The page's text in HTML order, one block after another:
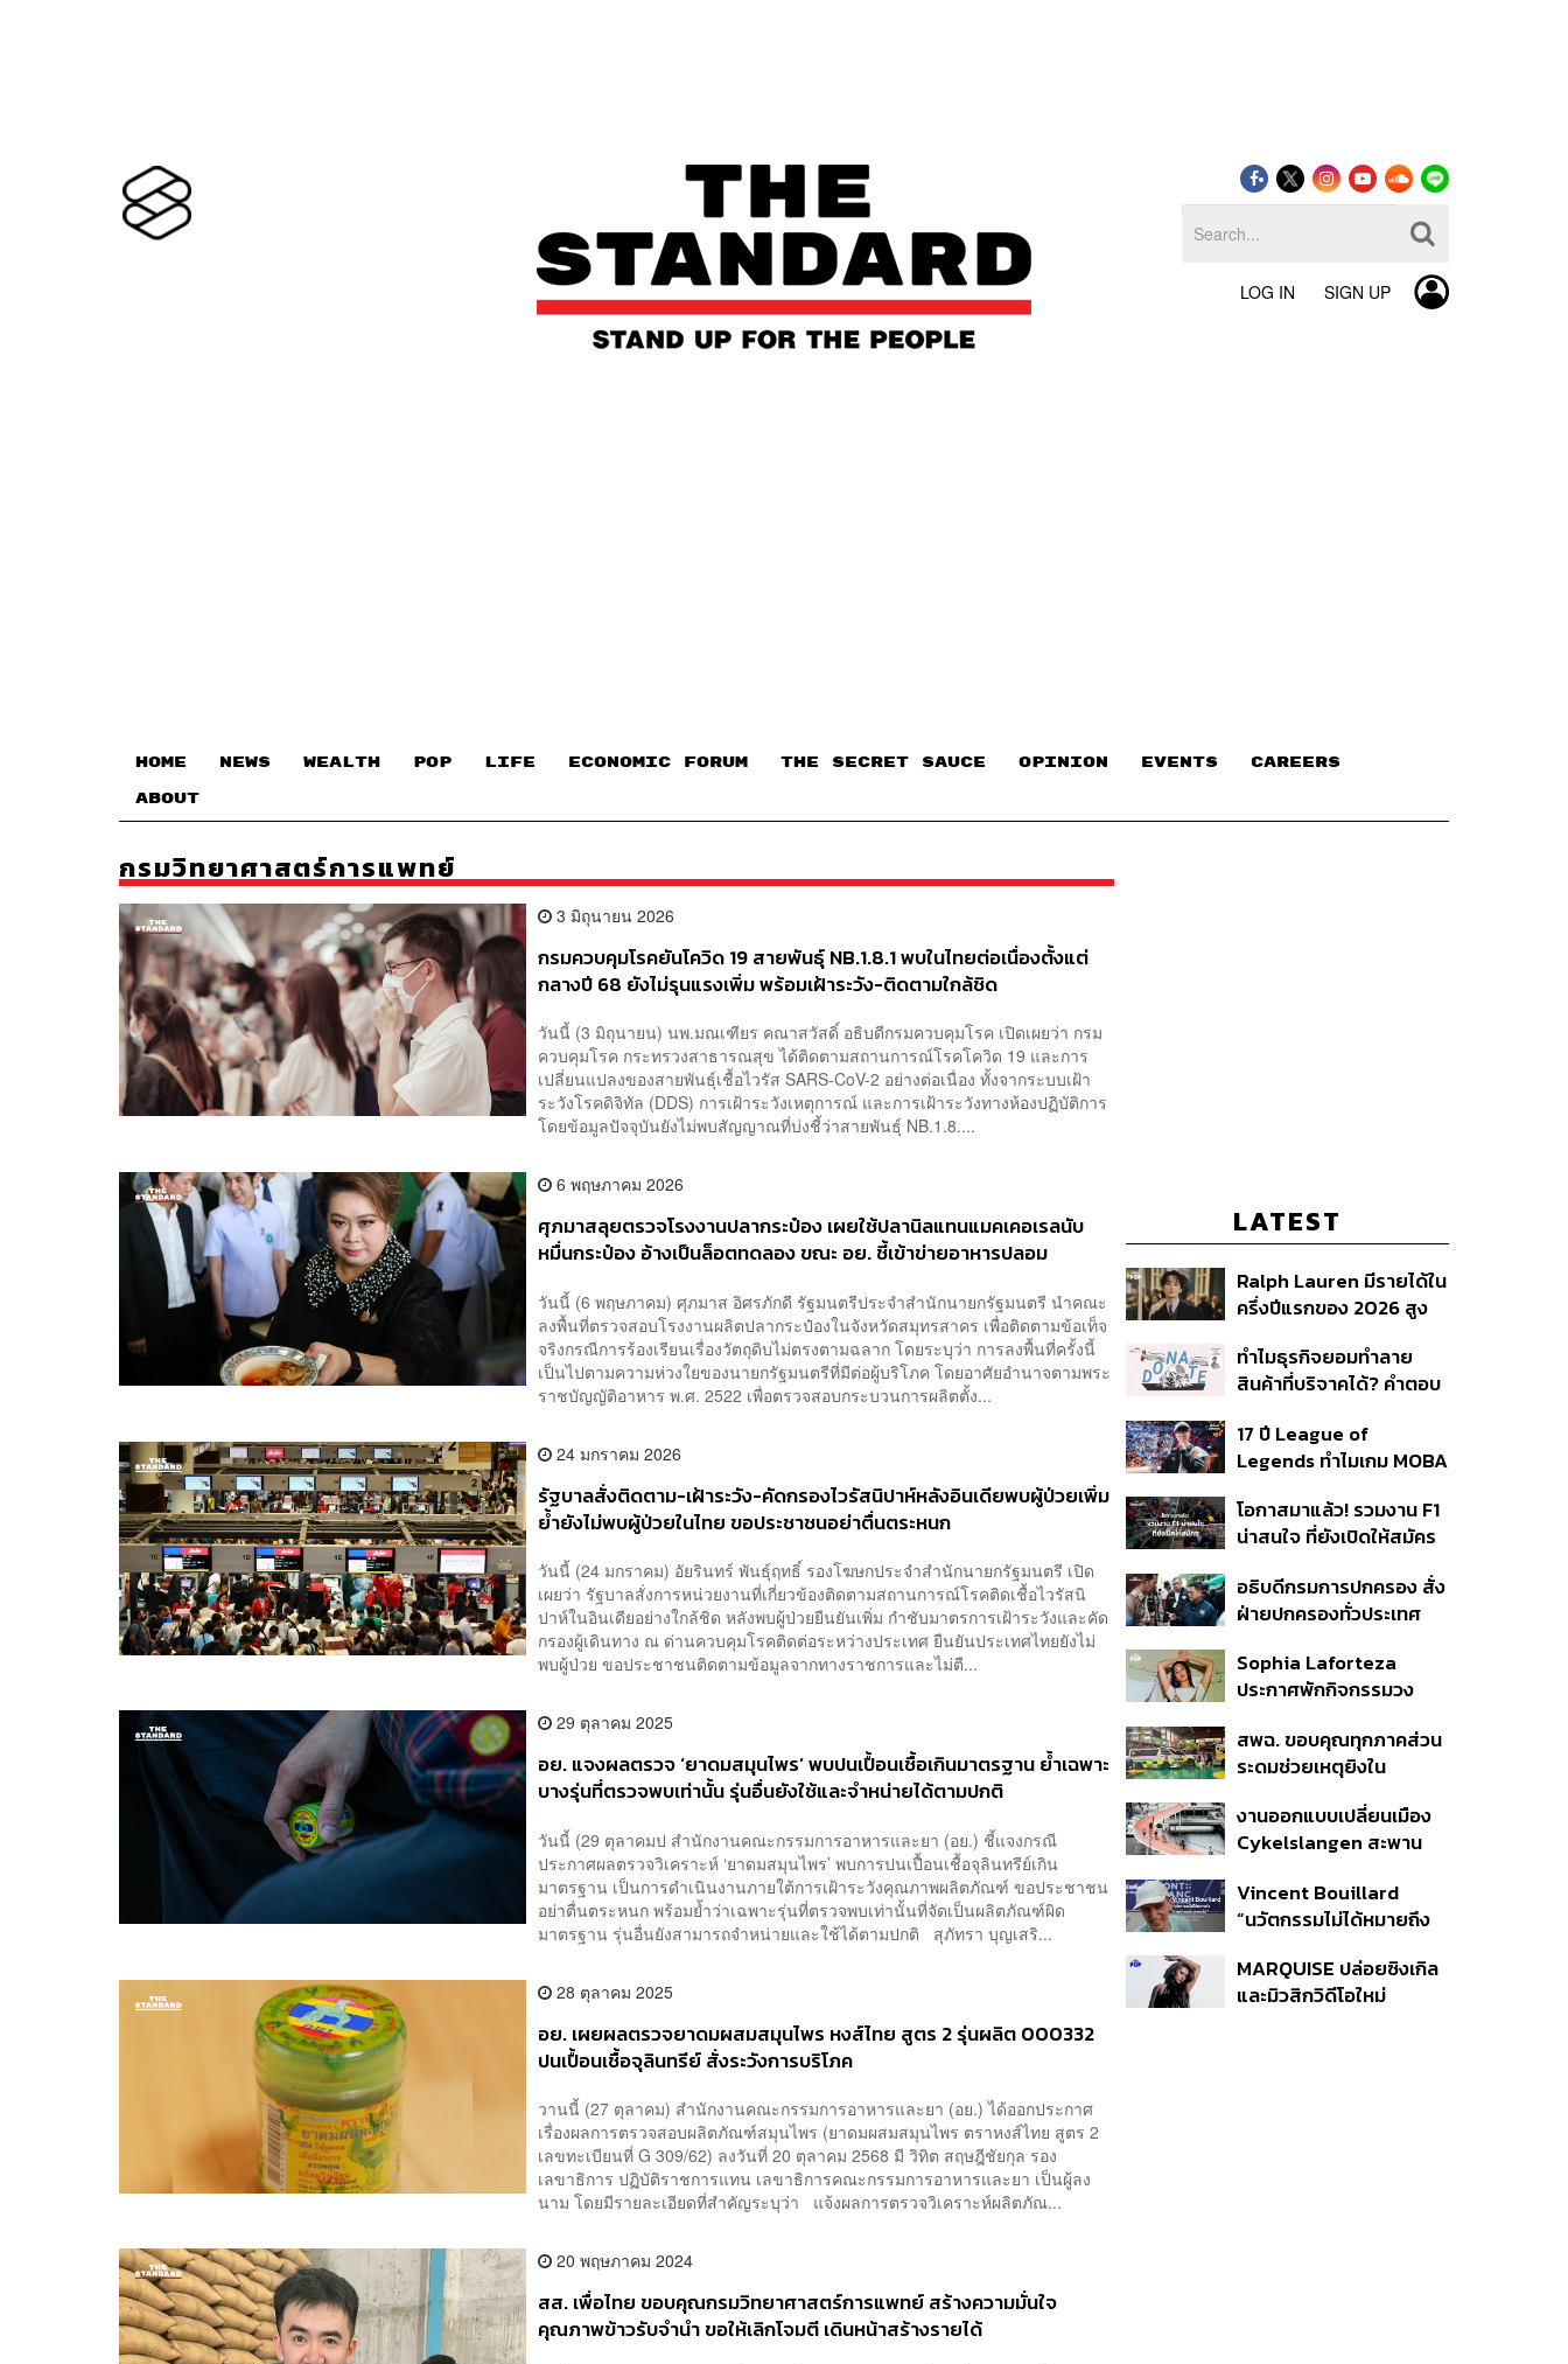
LOG IN SIGN UP
HOME NEWS WEALTH POP LIFE ECONOMIC FORUM THE SECRET SAUCE​ OPINION EVENTS CAREERS
ABOUT
กรมวิทยาศาสตร์การแพทย์
3 มิถุนายน 2026
กรมควบคุมโรคยันโควิด 19 สายพันธุ์ NB.1.8.1 พบในไทยต่อเนื่องตั้งแต่
กลางปี 68 ยังไม่รุนแรงเพิ่ม พร้อมเฝ้าระวัง-ติดตามใกล้ชิด
วันนี้ (3 มิถุนายน) นพ.มณเฑียร คณาสวัสดิ์ อธิบดีกรมควบคุมโรค เปิดเผยว่า กรม
ควบคุมโรค กระทรวงสาธารณสุข ได้ติดตามสถานการณ์โรคโควิด 19 และการ
เปลี่ยนแปลงของสายพันธุ์เชื้อไวรัส SARS-CoV-2 อย่างต่อเนื่อง ทั้งจากระบบเฝ้า
ระวังโรคดิจิทัล (DDS) การเฝ้าระวังเหตุการณ์ และการเฝ้าระวังทางห้องปฏิบัติการ
โดยข้อมูลปัจจุบันยังไม่พบสัญญาณที่บ่งชี้ว่าสายพันธุ์ NB.1.8....
6 พฤษภาคม 2026
ศุภมาสลุยตรวจโรงงานปลากระป๋อง เผยใช้ปลานิลแทนแมคเคอเรลนับ
หมื่นกระป๋อง อ้างเป็นล็อตทดลอง ขณะ อย. ชี้เข้าข่ายอาหารปลอม
วันนี้ (6 พฤษภาคม) ศุภมาส อิศรภักดี รัฐมนตรีประจำสำนักนายกรัฐมนตรี นำคณะ
ลงพื้นที่ตรวจสอบโรงงานผลิตปลากระป๋องในจังหวัดสมุทรสาคร เพื่อติดตามข้อเท็จ
จริงกรณีการร้องเรียนเรื่องวัตถุดิบไม่ตรงตามฉลาก โดยระบุว่า การลงพื้นที่ครั้งนี้
เป็นไปตามความห่วงใยของนายกรัฐมนตรีที่มีต่อผู้บริโภค โดยอาศัยอำนาจตามพระ
ราชบัญญัติอาหาร พ.ศ. 2522 เพื่อตรวจสอบกระบวนการผลิตตั้ง...
24 มกราคม 2026
รัฐบาลสั่งติดตาม-เฝ้าระวัง-คัดกรองไวรัสนิปาห์หลังอินเดียพบผู้ป่วยเพิ่ม
ย้ำยังไม่พบผู้ป่วยในไทย ขอประชาชนอย่าตื่นตระหนก
​วันนี้ (24 มกราคม) อัยรินทร์ พันธุ์ฤทธิ์ รองโฆษกประจำสำนักนายกรัฐมนตรี เปิด
เผยว่า รัฐบาลสั่งการหน่วยงานที่เกี่ยวข้องติดตามสถานการณ์โรคติดเชื้อไวรัสนิ
ปาห์ในอินเดียอย่างใกล้ชิด หลังพบผู้ป่วยยืนยันเพิ่ม กำชับมาตรการเฝ้าระวังและคัด
กรองผู้เดินทาง ณ ด่านควบคุมโรคติดต่อระหว่างประเทศ ยืนยันประเทศไทยยังไม่
พบผู้ป่วย ขอประชาชนติดตามข้อมูลจากทางราชการและไม่ตื...
29 ตุลาคม 2025
อย. แจงผลตรวจ ‘ยาดมสมุนไพร’ พบปนเปื้อนเชื้อเกินมาตรฐาน ย้ำเฉพาะ
บางรุ่นที่ตรวจพบเท่านั้น รุ่นอื่นยังใช้และจำหน่ายได้ตามปกติ
วันนี้ (29 ตุลาคมป สำนักงานคณะกรรมการอาหารและยา (อย.) ชี้แจงกรณี
ประกาศผลตรวจวิเคราะห์ ‘ยาดมสมุนไพร’ พบการปนเปื้อนเชื้อจุลินทรีย์เกิน
มาตรฐาน เป็นการดำเนินงานภายใต้การเฝ้าระวังคุณภาพผลิตภัณฑ์ ขอประชาชน
อย่าตื่นตระหนก พร้อมย้ำว่าเฉพาะรุ่นที่ตรวจพบเท่านั้นที่จัดเป็นผลิตภัณฑ์ผิด
มาตรฐาน รุ่นอื่นยังสามารถจำหน่ายและใช้ได้ตามปกติ สุภัทรา บุญเสริ...
28 ตุลาคม 2025
อย. เผยผลตรวจยาดมผสมสมุนไพร หงส์ไทย สูตร 2 รุ่นผลิต 000332
ปนเปื้อนเชื้อจุลินทรีย์ สั่งระวังการบริโภค
วานนี้ (27 ตุลาคม) สำนักงานคณะกรรมการอาหารและยา (อย.) ได้ออกประกาศ
เรื่องผลการตรวจสอบผลิตภัณฑ์สมุนไพร (ยาดมผสมสมุนไพร ตราหงส์ไทย สูตร 2
เลขทะเบียนที่ G 309/62) ลงวันที่ 20 ตุลาคม 2568 มี วิทิต สฤษฎีชัยกุล รอง
เลขาธิการ ปฏิบัติราชการแทน เลขาธิการคณะกรรมการอาหารและยา เป็นผู้ลง
นาม โดยมีรายละเอียดที่สำคัญระบุว่า แจ้งผลการตรวจวิเคราะห์ผลิตภัณ...
20 พฤษภาคม 2024
สส. เพื่อไทย ขอบคุณกรมวิทยาศาสตร์การแพทย์ สร้างความมั่นใจ
คุณภาพข้าวรับจำนำ ขอให้เลิกโจมตี เดินหน้าสร้างรายได้
LATEST
Ralph Lauren มีรายได้ใน
ครึ่งปีแรกของ 2026 สูง
ทำไมธุรกิจยอมทำลาย
สินค้าที่บริจาคได้? คำตอบ
อยู่ที่ระบบภาษี
17 ปี League of
Legends ทำไมเกม MOBA
กาลเวลา?
โอกาสมาแล้ว! รวมงาน F1
น่าสนใจ ที่ยังเปิดให้สมัคร
อธิบดีกรมการปกครอง สั่ง
ฝ่ายปกครองทั่วประเทศ
อาวุธปืน-ยาเสพติด
Sophia Laforteza
ประกาศพักกิจกรรมวง
ดูแลสุขภาพจิต
สพฉ. ขอบคุณทุกภาคส่วน
ระดมช่วยเหตุยิงใน
ดูแลสิทธิ UCEP ผู้บาดเจ็บ
งานออกแบบเปลี่ยนเมือง
Cykelslangen สะพาน
โคเปนเฮเกน ทางสัญจร
ของเมืองที่น่าอยู่
Vincent Bouillard
“นวัตกรรมไม่ได้หมายถึง
MARQUISE ปล่อยซิงเกิล
และมิวสิกวิดีโอใหม่